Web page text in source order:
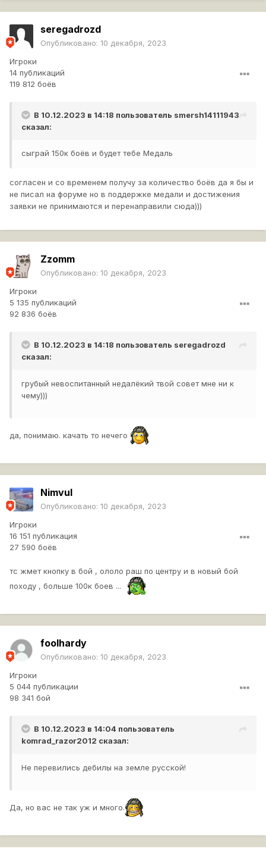
seregadrozd
Опубликовано: 10 декабря, 2023
Игроки
14 публикаций
119 812 боёв
В 10.12.2023 в 14:18 пользователь smersh14111943
сказал:
сыграй 150к боёв и будет тебе Медаль
согласен и со временем получу за количество боёв да я бы и
не писал на форуме но в поддержке медали и достижения
заявки не принимаются и перенаправили сюда)))
Zzomm
Опубликовано: 10 декабря, 2023
Игроки
5 135 публикаций
92 836 боёв
В 10.12.2023 в 14:18 пользователь seregadrozd
сказал:
грубый невоспитанный недалёкий твой совет мне ни к
чему)))
да, понимаю. качать то нечего
Nimvul
Опубликовано: 10 декабря, 2023
Игроки
16 151 публикация
27 590 боёв
тс жмет кнопку в бой , ололо раш по центру и в новый бой
походу , больше 100к боев ...
foolhardy
Опубликовано: 10 декабря, 2023
Игроки
5 044 публикации
98 341 бой
В 10.12.2023 в 14:04 пользователь
komrad_razor2012 сказал:
Не перевились дебилы на земле русской!
Да, но вас не так уж и много.